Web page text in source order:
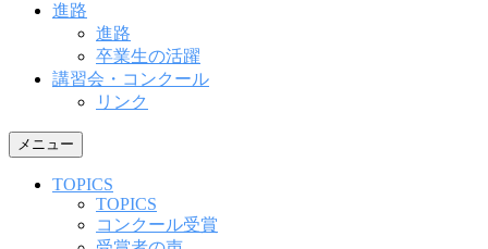
進路
進路
卒業生の活躍
講習会・コンクール
リンク
メニュー
TOPICS
TOPICS
コンクール受賞